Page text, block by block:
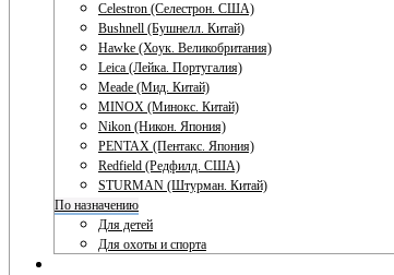
Celestron (Селестрон. США)
Bushnell (Бушнелл. Китай)
Hawke (Хоук. Великобритания)
Leica (Лейка. Португалия)
Meade (Мид. Китай)
MINOX (Минокс. Китай)
Nikon (Никон. Япония)
PENTAX (Пентакс. Япония)
Redfield (Редфилд. США)
STURMAN (Штурман. Китай)
По назначению
Для детей
Для охоты и спорта